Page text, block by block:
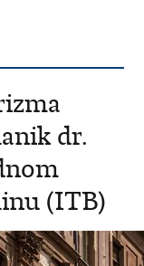
dr.
(ITB)